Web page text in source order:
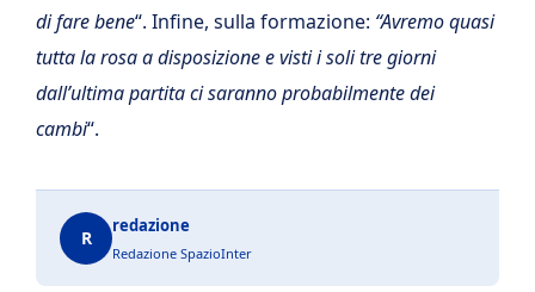
di fare bene“. Infine, sulla formazione: “Avremo quasi
tutta la rosa a disposizione e visti i soli tre giorni
dall’ultima partita ci saranno probabilmente dei
cambi“.
R
redazione
Redazione SpazioInter